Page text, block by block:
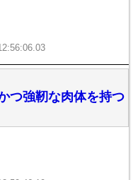
つ強靭な肉体を持つ